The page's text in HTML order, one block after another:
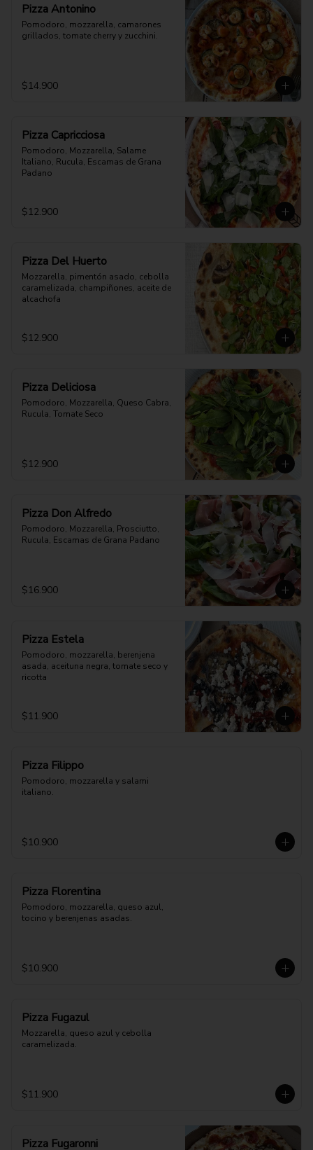
Pizza Antonino
Pomodoro, mozzarella, camarones
grillados, tomate cherry y zucchini.
$14.900
Pizza Capricciosa
Pomodoro, Mozzarella, Salame
Italiano, Rucula, Escamas de Grana
Padano
$12.900
Pizza Del Huerto
Mozzarella, pimentón asado, cebolla
caramelizada, champiñones, aceite de
alcachofa
$12.900
Pizza Deliciosa
Pomodoro, Mozzarella, Queso Cabra,
Rucula, Tomate Seco
$12.900
Pizza Don Alfredo
Pomodoro, Mozzarella, Prosciutto,
Rucula, Escamas de Grana Padano
$16.900
Pizza Estela
Pomodoro, mozzarella, berenjena
asada, aceituna negra, tomate seco y
ricotta
$11.900
Pizza Filippo
Pomodoro, mozzarella y salami
italiano.
$10.900
Pizza Florentina
Pomodoro, mozzarella, queso azul,
tocino y berenjenas asadas.
$10.900
Pizza Fugazul
Mozzarella, queso azul y cebolla
caramelizada.
$11.900
Pizza Fugaronni